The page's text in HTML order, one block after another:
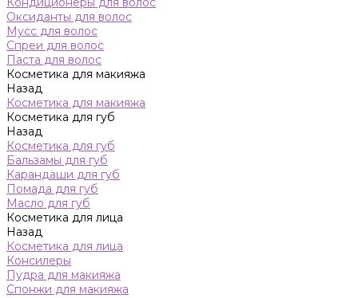
Оксиданты для волос
Мусс для волос
Спреи для волос
Паста для волос
Косметика для макияжа
Назад
Косметика для макияжа
Косметика для губ
Назад
Косметика для губ
Бальзамы для губ
Карандаши для губ
Помада для губ
Масло для губ
Косметика для лица
Назад
Косметика для лица
Консилеры
Пудра для макияжа
Спонжи для макияжа